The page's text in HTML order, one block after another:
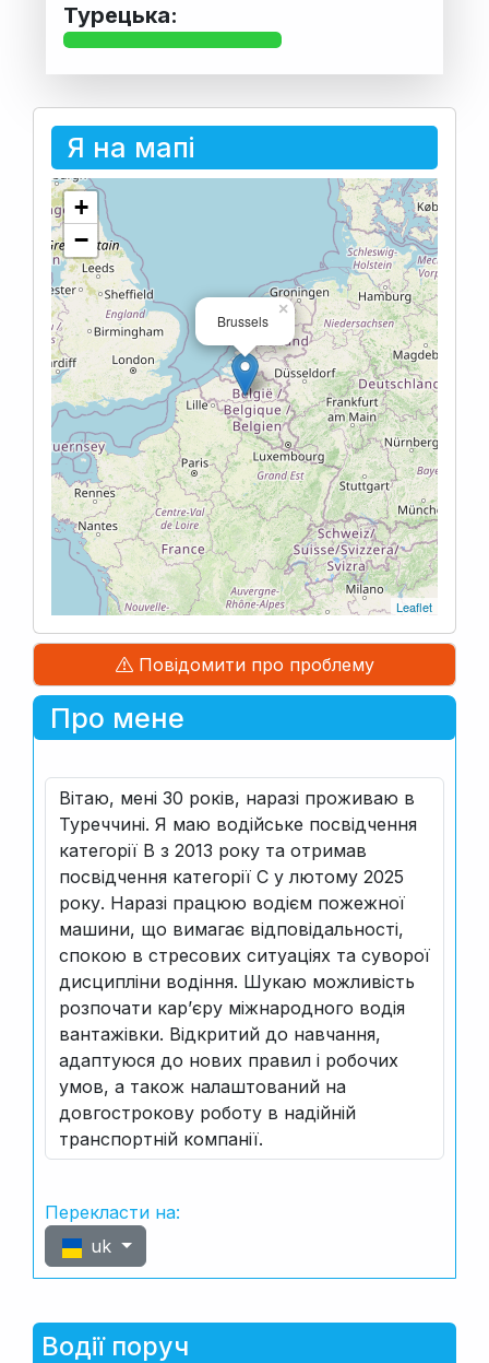
Турецька:
Я на мапі
Brussels
×
+
−
Leaflet
Повідомити про проблему
Про мене
Вітаю, мені 30 років, наразі проживаю в
Туреччині. Я маю водійське посвідчення
категорії B з 2013 року та отримав
посвідчення категорії C у лютому 2025
року. Наразі працюю водієм пожежної
машини, що вимагає відповідальності,
спокою в стресових ситуаціях та суворої
дисципліни водіння. Шукаю можливість
розпочати кар’єру міжнародного водія
вантажівки. Відкритий до навчання,
адаптуюся до нових правил і робочих
умов, а також налаштований на
довгострокову роботу в надійній
транспортній компанії.
Перекласти на:
uk
Водії поруч